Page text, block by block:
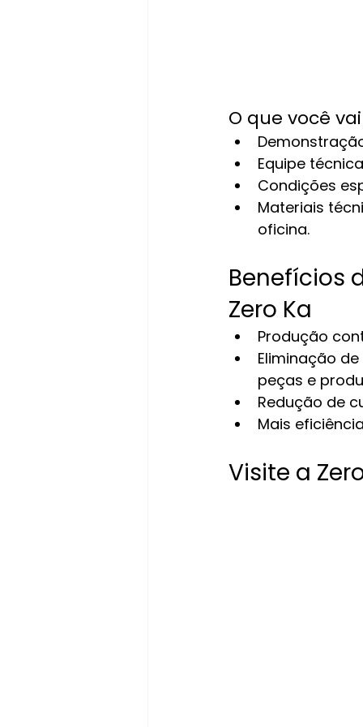
O que você
Equipe
Condições
Materiais
oficina.
Benefícios
Zero Ka
Produção
Eliminação
peças e
Redução de
Mais
Visite a